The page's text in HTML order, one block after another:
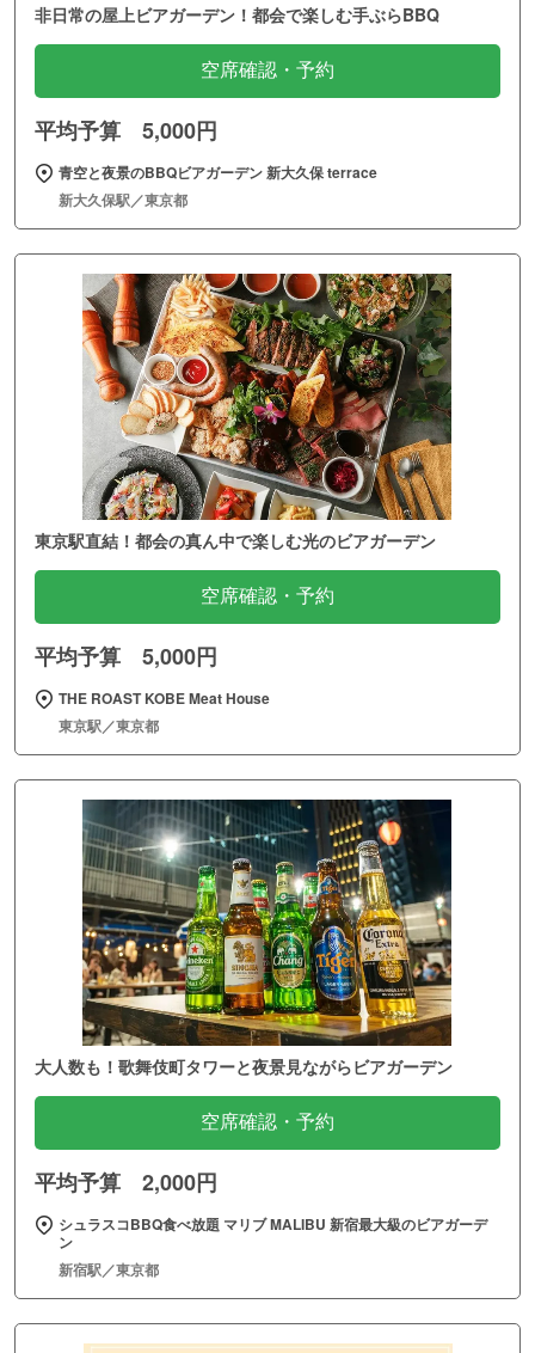
非日常の屋上ビアガーデン！都会で楽しむ手ぶらBBQ
空席確認・予約
平均予算 5,000円
青空と夜景のBBQビアガーデン 新大久保 terrace
新大久保駅／東京都
東京駅直結！都会の真ん中で楽しむ光のビアガーデン
空席確認・予約
平均予算 5,000円
THE ROAST KOBE Meat House
東京駅／東京都
大人数も！歌舞伎町タワーと夜景見ながらビアガーデン
空席確認・予約
平均予算 2,000円
シュラスコBBQ食べ放題 マリブ MALIBU 新宿最大級のビアガーデ
ン
新宿駅／東京都